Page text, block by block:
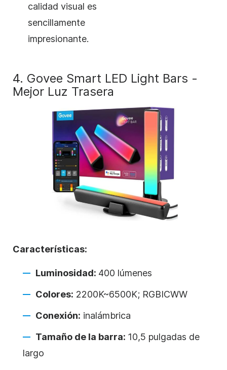
calidad visual es
sencillamente
impresionante.
4. Govee Smart LED Light Bars -
Mejor Luz Trasera
Características:
Luminosidad: 400 lúmenes
Colores: 2200K~6500K; RGBICWW
Conexión: inalámbrica
Tamaño de la barra: 10,5 pulgadas de
largo